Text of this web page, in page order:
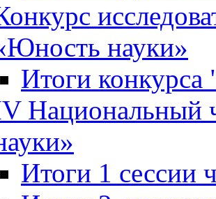
науки»
Итоги
Итоги 1 сессии